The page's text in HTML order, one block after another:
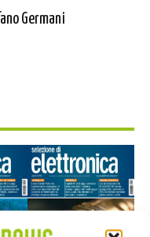
Germani